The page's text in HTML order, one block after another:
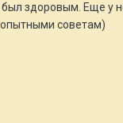
здоровым. Еще у
опытными советам)